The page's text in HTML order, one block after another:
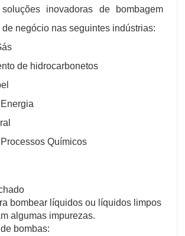
soluções inovadoras de bombagem
negócio nas seguintes indústrias:
de hidrocarbonetos
Químicos
bombear líquidos ou líquidos limpos
algumas impurezas.
bombas: